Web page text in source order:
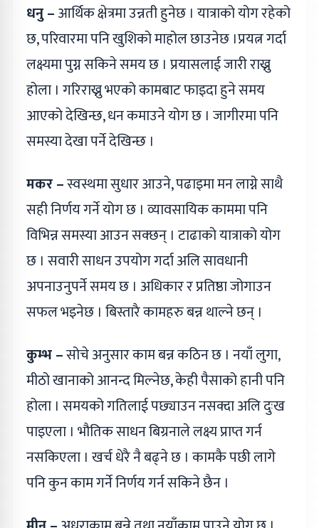
धनु –आर्थिक क्षेत्रमा उन्नती हुनेछ । यात्राको योग रहेको
छ, परिवारमा पनि खुशिको माहोल छाउनेछ ।प्रयत्न गर्दा
लक्ष्यमा पुग्न सकिने समय छ । प्रयासलाई जारी राख्नु
होला । गरिराख्नु भएको कामबाट फाइदा हुने समय
आएको देखिन्छ, धन कमाउने योग छ । जागीरमा पनि
समस्या देखा पर्ने देखिन्छ ।
मकर –स्वस्थमा सुधार आउने, पढाइमा मन लाग्ने साथै
सही निर्णय गर्ने योग छ । व्यावसायिक काममा पनि
विभिन्न समस्या आउन सक्छन् । टाढाको यात्राको योग
छ । सवारी साधन उपयोग गर्दा अलि सावधानी
अपनाउनुपर्ने समय छ । अधिकार र प्रतिष्ठा जोगाउन
सफल भइनेछ । बिस्तारै कामहरु बन्न थाल्ने छन् ।
कुम्भ –सोचे अनुसार काम बन्न कठिन छ । नयाँ लुगा,
मीठो खानाको आनन्द मिल्नेछ, केही पैसाको हानी पनि
होला । समयको गतिलाई पछ्याउन नसक्दा अलि दुःख
पाइएला । भौतिक साधन बिग्रनाले लक्ष्य प्राप्त गर्न
नसकिएला । खर्च धेरै नै बढ्ने छ । कामकै पछी लागे
पनि कुन काम गर्ने निर्णय गर्न सकिने छैन ।